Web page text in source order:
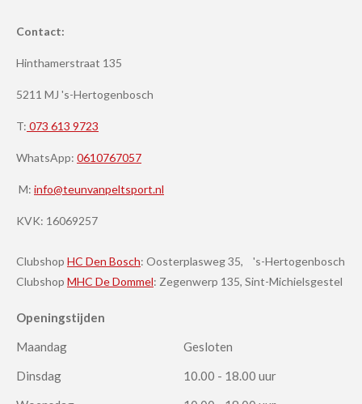
Contact:
Hinthamerstraat 135
5211 MJ 's-Hertogenbosch
T: 073 613 9723
WhatsApp: 0610767057
M: info@teunvanpeltsport.nl
KVK: 16069257
Clubshop HC Den Bosch: Oosterplasweg 35, 's-Hertogenbosch
Clubshop MHC De Dommel: Zegenwerp 135, Sint-Michielsgestel
Openingstijden
Maandag
Gesloten
Dinsdag
10.00 - 18.00 uur